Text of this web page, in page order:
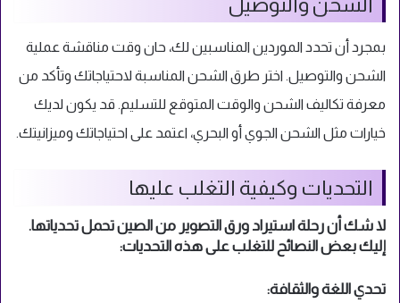
بمجرد أن تحدد الموردين المناسبين لك، حان وقت مناقشة عملية
الشحن والتوصيل. اختر طرق الشحن المناسبة لاحتياجاتك وتأكد من
معرفة تكاليف الشحن والوقت المتوقع للتسليم. قد يكون لديك
خيارات مثل الشحن الجوي أو البحري، اعتمد على احتياجاتك وميزانيتك.
التحديات وكيفية التغلب عليها
لا شك أن رحلة استيراد ورق التصوير من الصين تحمل تحدياتها.
إليك بعض النصائح للتغلب على هذه التحديات:
تحدي اللغة والثقافة: